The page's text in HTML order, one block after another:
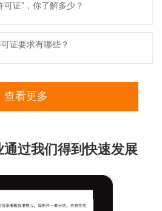
可证”，你了解多少？
证要求有哪些？
查看更多
通过我们得到快速发展